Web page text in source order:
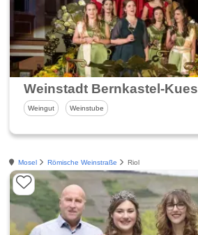
Weinstadt Bernkastel-Kues
Weingut Weinstube
Mosel Römische Weinstraße Riol